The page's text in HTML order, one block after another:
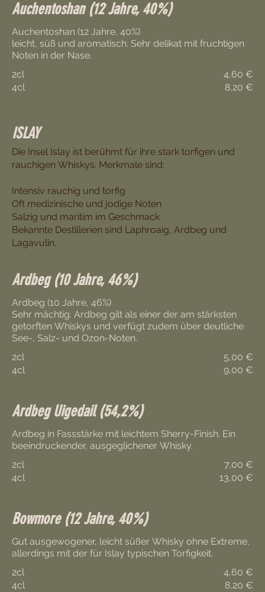
Auchentoshan (12 Jahre, 40%)
Auchentoshan (12 Jahre, 40%)
leicht, süß und aromatisch. Sehr delikat mit fruchtigen
Noten in der Nase.
2cl
4,60 €
4cl
8,20 €
ISLAY
Die Insel Islay ist berühmt für ihre stark torfigen und
rauchigen Whiskys. Merkmale sind:
Intensiv rauchig und torfig
Oft medizinische und jodige Noten
Salzig und maritim im Geschmack
Bekannte Destillerien sind Laphroaig, Ardbeg und
Lagavulin.
Ardbeg (10 Jahre, 46%)
Ardbeg (10 Jahre, 46%)
Sehr mächtig. Ardbeg gilt als einer der am stärksten
getorften Whiskys und verfügt zudem über deutliche
See-, Salz- und Ozon-Noten.
2cl
5,00 €
4cl
9,00 €
Ardbeg Uigedail (54,2%)
Ardbeg in Fassstärke mit leichtem Sherry-Finish. Ein
2cl
7,00 €
4cl
13,00 €
Bowmore (12 Jahre, 40%)
Gut ausgewogener, leicht süßer Whisky ohne Extreme,
allerdings mit der für Islay typischen Torfigkeit.
2cl
4,60 €
4cl
8,20 €